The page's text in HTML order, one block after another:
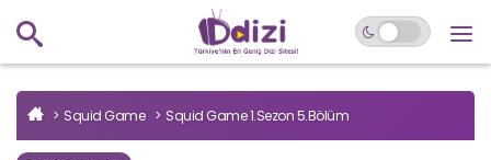
Squid Game Squid Game 1.Sezon 5.Bölüm